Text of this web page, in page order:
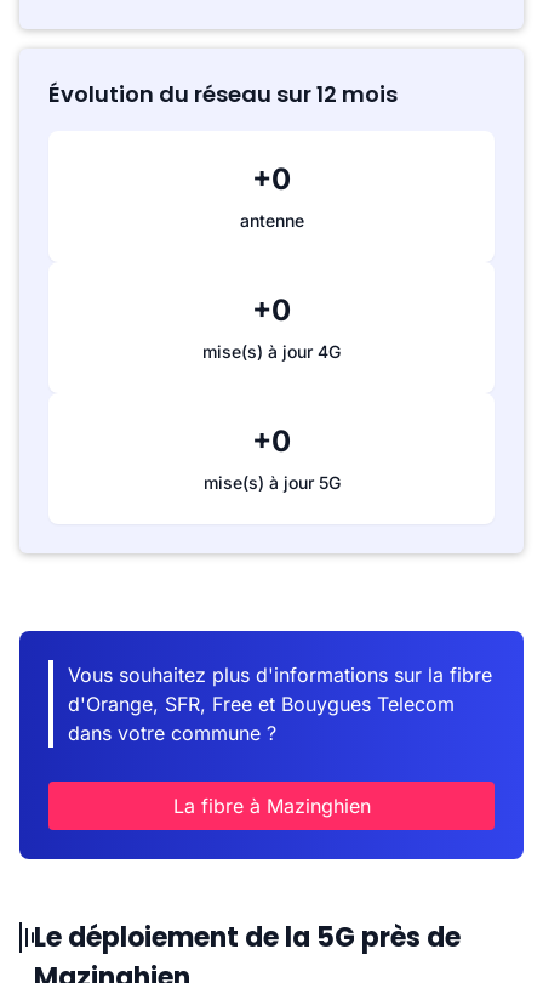
Évolution du réseau sur 12 mois
+0
antenne
+0
mise(s) à jour 4G
+0
mise(s) à jour 5G
Vous souhaitez plus d'informations sur la fibre
d'Orange, SFR, Free et Bouygues Telecom
dans votre commune ?
La fibre à Mazinghien
Le déploiement de la 5G près de